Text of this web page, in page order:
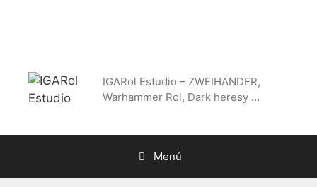
IGARol Estudio – ZWEIHÄNDER,
Warhammer Rol, Dark heresy …
Menú